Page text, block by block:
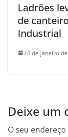
Ladrões
de
Industrial
24 de janeiro
Deixe um
O seu